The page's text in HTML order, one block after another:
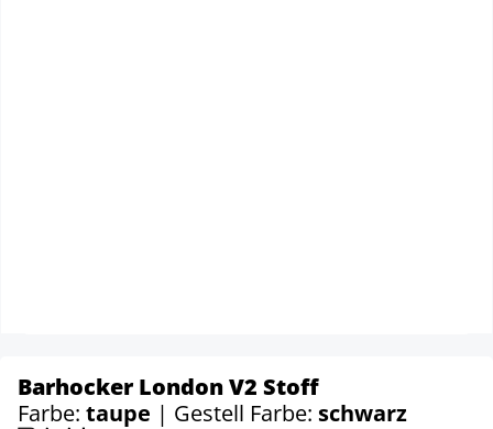
Barhocker London V2 Stoff
Farbe: taupe | Gestell Farbe: schwarz